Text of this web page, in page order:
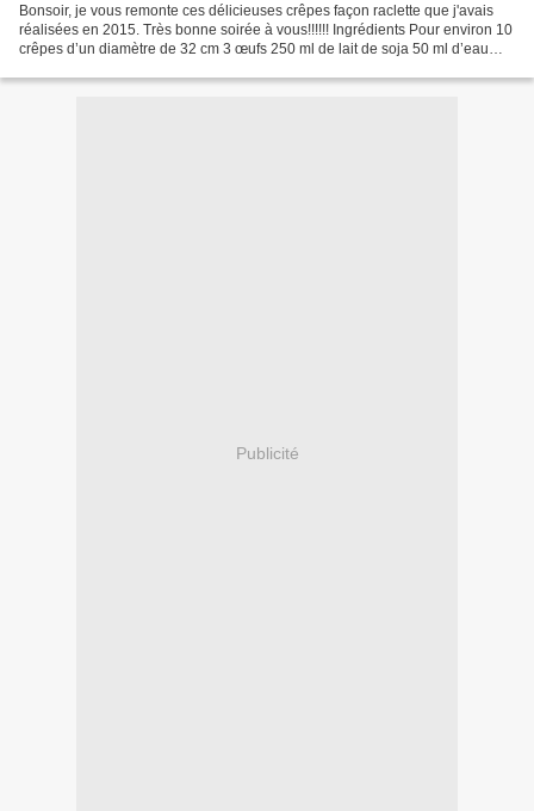
Bonsoir, je vous remonte ces délicieuses crêpes façon raclette que j'avais
réalisées en 2015. Très bonne soirée à vous!!!!!! Ingrédients Pour environ 10
crêpes d’un diamètre de 32 cm 3 œufs 250 ml de lait de soja 50 ml d’eau
Publicité